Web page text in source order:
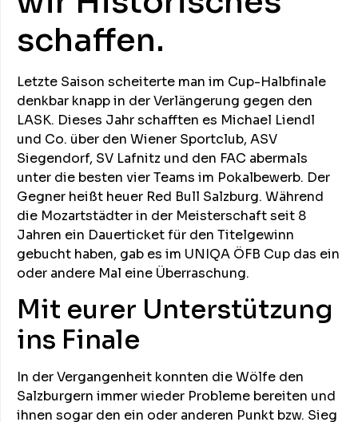
schaffen.
Letzte Saison scheiterte man im Cup-Halbfinale
denkbar knapp in der Verlängerung gegen den
LASK. Dieses Jahr schafften es Michael Liendl
und Co. über den Wiener Sportclub, ASV
Siegendorf, SV Lafnitz und den FAC abermals
unter die besten vier Teams im Pokalbewerb. Der
Gegner heißt heuer Red Bull Salzburg. Während
die Mozartstädter in der Meisterschaft seit 8
Jahren ein Dauerticket für den Titelgewinn
gebucht haben, gab es im UNIQA ÖFB Cup das ein
oder andere Mal eine Überraschung.
Mit eurer Unterstützung
ins Finale
In der Vergangenheit konnten die Wölfe den
Salzburgern immer wieder Probleme bereiten und
ihnen sogar den ein oder anderen Punkt bzw. Sieg